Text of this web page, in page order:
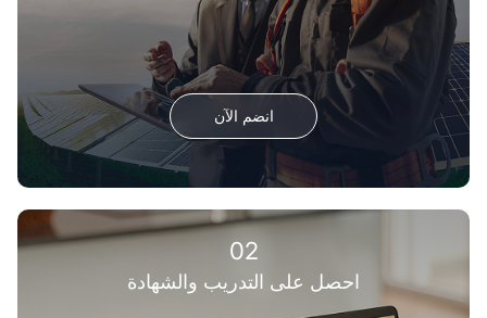
انضم الآن
02
احصل على التدريب والشهادة